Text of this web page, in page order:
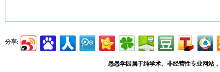
分享:
愚愚学园属于纯学术、非经营性专业网站